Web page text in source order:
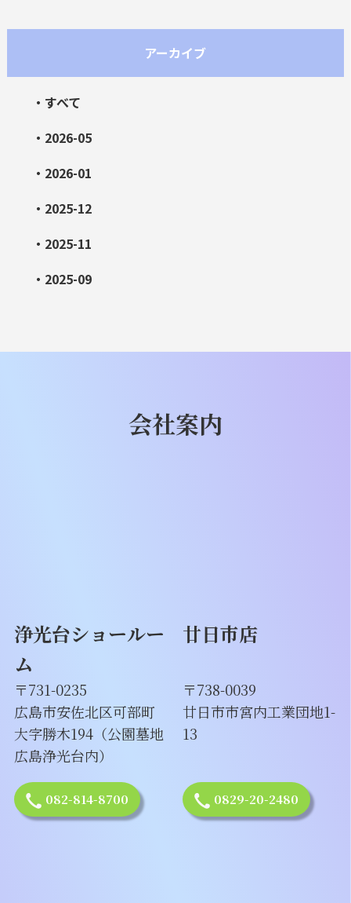
アーカイブ
・すべて
・2026-05
・2026-01
・2025-12
・2025-11
・2025-09
会社案内
浄光台ショールー
ム
〒731-0235
広島市安佐北区可部町
大字勝木194（公園墓地
広島浄光台内）
082-814-8700
廿日市店
〒738-0039
廿日市市宮内工業団地1-
13
0829-20-2480